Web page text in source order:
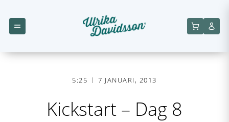
5:25 7 JANUARI, 2013
Kickstart – Dag 8